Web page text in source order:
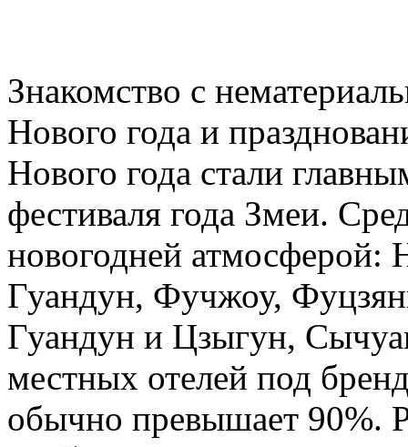
Знакомство с
Нового года и
Нового года стали
фестиваля года Змеи.
новогодней атмосферой:
Гуандун, Фучжоу,
Гуандун и Цзыгун,
местных отелей под
обычно превышает 90%.